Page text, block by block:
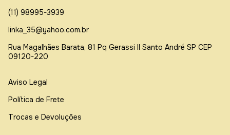
(11) 98995-3939
linka_35@yahoo.com.br
Rua Magalhães Barata, 81 Pq Gerassi ll Santo André SP CEP
09120-220
Aviso Legal
Política de Frete
Trocas e Devoluções